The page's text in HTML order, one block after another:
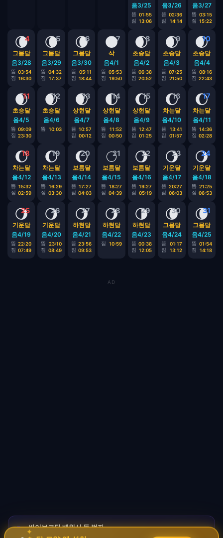
음3/25
뜸 01:55
짐 13:06
음3/26
뜸 02:36
짐
14:14
음3/27
뜸 03:15
짐 15:22
4
🌘
그믐달
음3/28
뜸 03:54
짐 16:30
5
🌘
그믐달
음3/29
뜸 04:32
짐
17:37
6
🌘
그믐달
음3/30
뜸
05:11
짐 18:44
7
🌑
삭
음4/1
뜸 05:53
짐
19:50
8
🌒
초승달
음4/2
뜸 06:38
짐 20:52
9
🌒
초승달
음4/3
뜸 07:25
짐
21:50
10
🌒
초승달
음4/4
뜸 08:16
짐 22:43
11
🌒
초승달
음4/5
뜸 09:09
짐 23:30
12
🌒
초승달
음4/6
뜸 10:03
13
🌒
상현달
음4/7
뜸 10:57
짐 00:12
14
🌓
상현달
음4/8
뜸
11:52
짐 00:50
15
🌔
상현달
음4/9
뜸 12:47
짐 01:25
16
🌔
차는달
음4/10
뜸
13:41
짐
01:57
17
🌔
차는달
음4/11
뜸 14:36
짐 02:28
18
🌔
차는달
음4/12
뜸 15:32
짐 02:59
19
🌔
차는달
음4/13
뜸
16:29
짐 03:30
20
🌔
보름달
음4/14
뜸 17:27
짐 04:03
21
🌕
보름달
음4/15
뜸
18:27
짐 04:39
22
🌖
보름달
음4/16
뜸 19:27
짐 05:19
23
🌖
기운달
음4/17
뜸 20:27
짐 06:03
24
🌖
기운달
음4/18
뜸 21:25
짐 06:53
25
🌖
기운달
음4/19
뜸 22:20
짐 07:49
26
🌖
기운달
음4/20
뜸
23:10
짐 08:49
27
🌖
하현달
음4/21
뜸 23:56
짐 09:53
28
🌖
하현달
음4/22
짐 10:59
29
🌗
하현달
음4/23
뜸 00:38
짐 12:05
30
🌘
그믐달
음4/24
뜸
01:17
짐
13:12
31
🌘
그믐달
음4/25
뜸 01:54
짐
14:18
AD
🚀바이브코딩 배워서 돈 벌자
코딩 몰라도 AI로 자동화 수익 시스템 구축 · 무료
✦